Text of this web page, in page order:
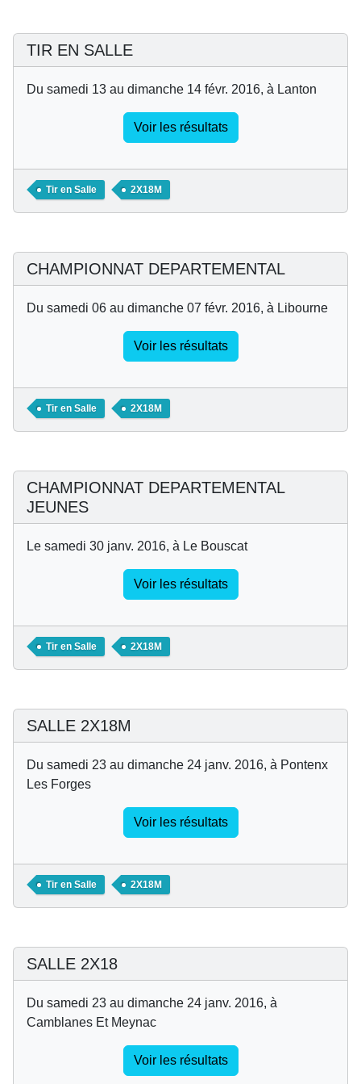
TIR EN SALLE
Du samedi 13 au dimanche 14 févr. 2016, à Lanton
Voir les résultats
Tir en Salle 2X18M
CHAMPIONNAT DEPARTEMENTAL
Du samedi 06 au dimanche 07 févr. 2016, à Libourne
Voir les résultats
Tir en Salle 2X18M
CHAMPIONNAT DEPARTEMENTAL
JEUNES
Le samedi 30 janv. 2016, à Le Bouscat
Voir les résultats
Tir en Salle 2X18M
SALLE 2X18M
Du samedi 23 au dimanche 24 janv. 2016, à Pontenx
Les Forges
Voir les résultats
Tir en Salle 2X18M
SALLE 2X18
Du samedi 23 au dimanche 24 janv. 2016, à
Camblanes Et Meynac
Voir les résultats